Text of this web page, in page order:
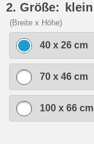
2. Größe: klein
(Breite x Höhe)
40 x 26 cm
70 x 46 cm
100 x 66 cm